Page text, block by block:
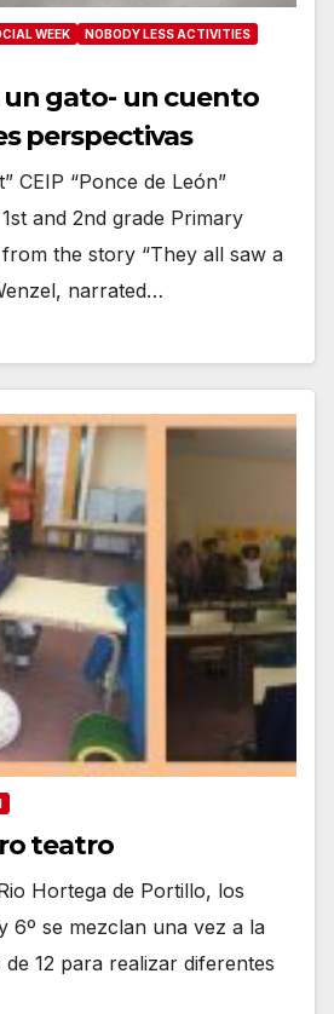
WEEK
NOBODY LESS ACTIVITIES
un gato- un cuento
perspectivas
CEIP “Ponce de León”
and 2nd grade Primary
the story “They all saw a
narrated…
teatro
Hortega de Portillo, los
6º se mezclan una vez a la
12 para realizar diferentes